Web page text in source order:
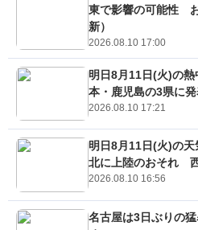
東で影響の可能性
新）
2026.08.10 17:00
明日8月11日(火)の
本・鹿児島の3県に
2026.08.10 17:21
明日8月11日(火)の
北に上陸のおそれ
2026.08.10 16:56
名古屋は3日ぶりの